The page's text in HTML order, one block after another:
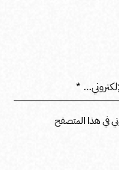
في هذا المتصفح